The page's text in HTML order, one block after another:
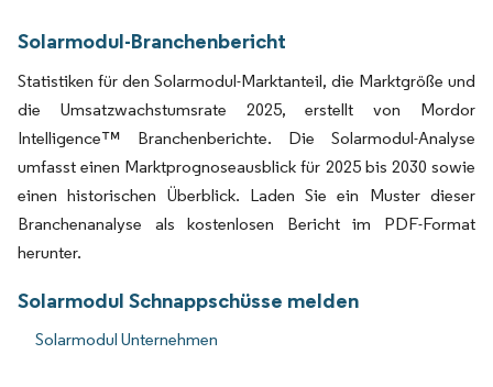
Solarmodul-Branchenbericht
Statistiken für den Solarmodul-Marktanteil, die Marktgröße und
die Umsatzwachstumsrate 2025, erstellt von Mordor
Intelligence™ Branchenberichte. Die Solarmodul-Analyse
umfasst einen Marktprognoseausblick für 2025 bis 2030 sowie
einen historischen Überblick. Laden Sie ein Muster dieser
Branchenanalyse als kostenlosen Bericht im PDF-Format
herunter.
Solarmodul Schnappschüsse melden
Solarmodul Unternehmen